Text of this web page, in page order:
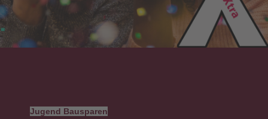
Jugend Bausparen